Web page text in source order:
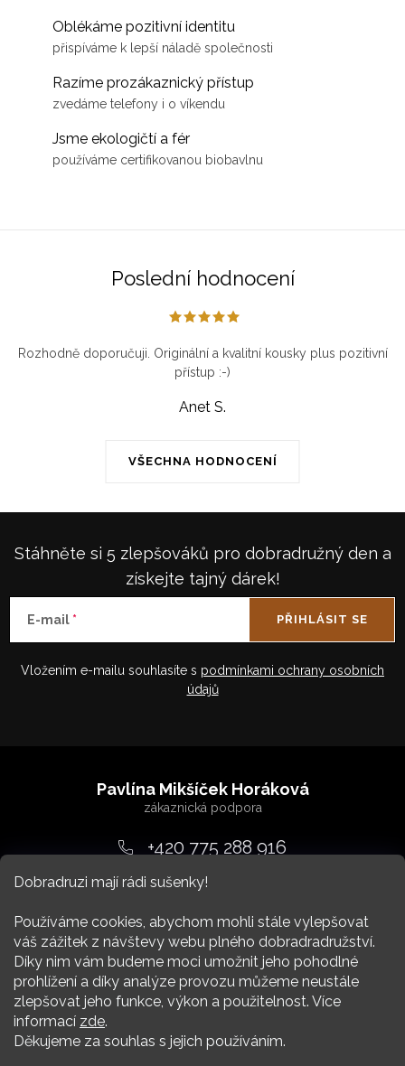
Dobradruzi mají rádi sušenky!
Používáme cookies, abychom mohli stále vylepšovat
váš zážitek z návštevy webu plného dobradradružství.
Díky nim vám budeme moci umožnit jeho pohodlné
prohlížení a díky analýze provozu můžeme neustále
zlepšovat jeho funkce, výkon a použitelnost. Více
informací zde.
Děkujeme za souhlas s jejich používáním.
Oblékáme pozitivní identitu
přispíváme k lepší náladě společnosti
Razíme prozákaznický přístup
zvedáme telefony i o víkendu
Jsme ekologičtí a fér
používáme certifikovanou biobavlnu
Poslední hodnocení
VŠECHNA HODNOCENÍ
Rozhodně doporučuji. Originální a kvalitní kousky plus pozitivní
přístup :-)
Anet S.
Stáhněte si 5 zlepšováků pro dobradružný den a
získejte tajný dárek!
E-mail
Vložením e-mailu souhlasíte s podmínkami ochrany osobních
údajů
PŘIHLÁSIT SE
a
Nákup
Pavlína Mikšíček Horáková
+420 775 288 916
srdcem@dobradruh.cz